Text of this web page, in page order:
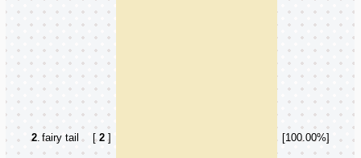
2. fairy tail [2] [100.00%]